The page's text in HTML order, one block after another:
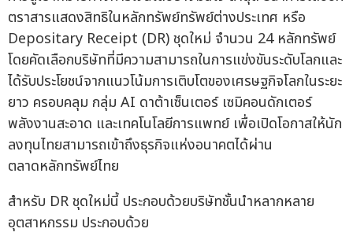
ตราสารแสดงสิทธิในหลักทรัพย์ทรัพย์ต่างประเทศ หรือ
Depositary Receipt (DR) ชุดใหม่ จำนวน 24 หลักทรัพย์
โดยคัดเลือกบริษัทที่มีความสามารถในการแข่งขันระดับโลกและ
ได้รับประโยชน์จากแนวโน้มการเติบโตของเศรษฐกิจโลกในระยะ
ยาว ครอบคลุม กลุ่ม AI ดาต้าเซ็นเตอร์ เซมิคอนดักเตอร์
พลังงานสะอาด และเทคโนโลยีการแพทย์ เพื่อเปิดโอกาสให้นัก
ลงทุนไทยสามารถเข้าถึงธุรกิจแห่งอนาคตได้ผ่าน
ตลาดหลักทรัพย์ไทย
สำหรับ DR ชุดใหม่นี้ ประกอบด้วยบริษัทชั้นนำหลากหลาย
อุตสาหกรรม ประกอบด้วย